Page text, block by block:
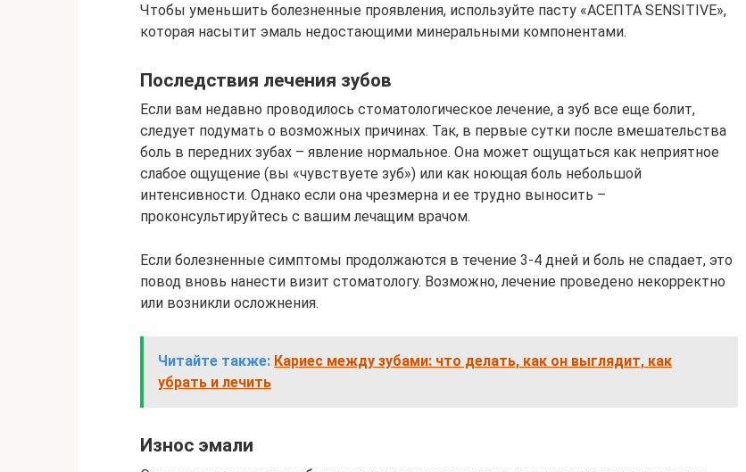
Чтобы уменьшить болезненные проявления, используйте пасту «АСЕПТА SENSITIVE»,
которая насытит эмаль недостающими минеральными компонентами.
Последствия лечения зубов
Если вам недавно проводилось стоматологическое лечение, а зуб все еще болит,
следует подумать о возможных причинах. Так, в первые сутки после вмешательства
боль в передних зубах – явление нормальное. Она может ощущаться как неприятное
слабое ощущение (вы «чувствуете зуб») или как ноющая боль небольшой
интенсивности. Однако если она чрезмерна и ее трудно выносить –
проконсультируйтесь с вашим лечащим врачом.
Если болезненные симптомы продолжаются в течение 3-4 дней и боль не спадает, это
повод вновь нанести визит стоматологу. Возможно, лечение проведено некорректно
или возникли осложнения.
Читайте также: Кариес между зубами: что делать, как он выглядит, как
убрать и лечить
Износ эмали